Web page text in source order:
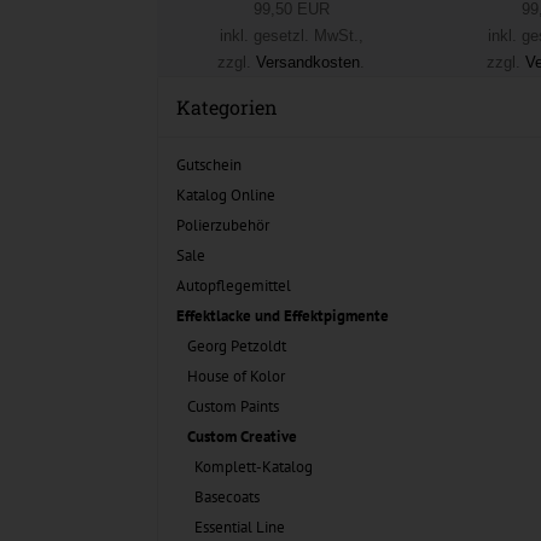
99,50 EUR
inkl. gesetzl. MwSt.,
zzgl. Versandkosten.
inkl.
zzgl.
Kategorien
Gutschein
Katalog Online
Polierzubehör
Sale
Autopflegemittel
Effektlacke und Effektpigmente
Georg Petzoldt
House of Kolor
Custom Paints
Custom Creative
Komplett-Katalog
Basecoats
Essential Line